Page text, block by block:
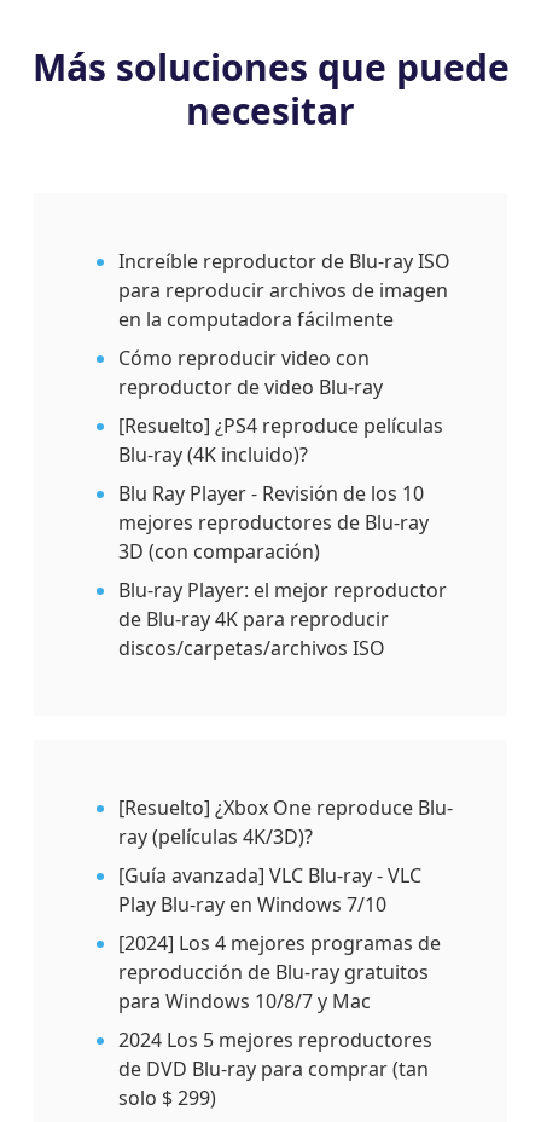
Más soluciones que puede
necesitar
Increíble reproductor de Blu-ray ISO
para reproducir archivos de imagen
en la computadora fácilmente
Cómo reproducir video con
reproductor de video Blu-ray
[Resuelto] ¿PS4 reproduce películas
Blu-ray (4K incluido)?
Blu Ray Player - Revisión de los 10
mejores reproductores de Blu-ray
3D (con comparación)
Blu-ray Player: el mejor reproductor
de Blu-ray 4K para reproducir
discos/carpetas/archivos ISO
[Resuelto] ¿Xbox One reproduce Blu-
ray (películas 4K/3D)?
[Guía avanzada] VLC Blu-ray - VLC
Play Blu-ray en Windows 7/10
[2024] Los 4 mejores programas de
reproducción de Blu-ray gratuitos
para Windows 10/8/7 y Mac
2024 Los 5 mejores reproductores
de DVD Blu-ray para comprar (tan
solo $ 299)